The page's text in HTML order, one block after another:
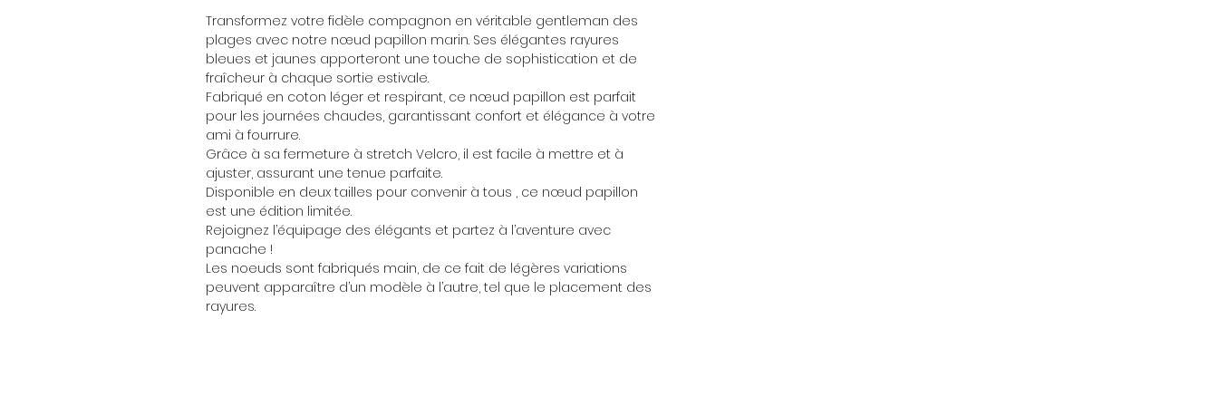
Transformez votre fidèle compagnon en véritable gentleman des
plages avec notre nœud papillon marin. Ses élégantes rayures
bleues et jaunes apporteront une touche de sophistication et de
fraîcheur à chaque sortie estivale.
Fabriqué en coton léger et respirant, ce nœud papillon est parfait
pour les journées chaudes, garantissant confort et élégance à votre
ami à fourrure.
Grâce à sa fermeture à stretch Velcro, il est facile à mettre et à
ajuster, assurant une tenue parfaite.
Disponible en deux tailles pour convenir à tous , ce nœud papillon
est une édition limitée.
Rejoignez l’équipage des élégants et partez à l’aventure avec
panache !
Les noeuds sont fabriqués main, de ce fait de légères variations
peuvent apparaître d’un modèle à l’autre, tel que le placement des
rayures.